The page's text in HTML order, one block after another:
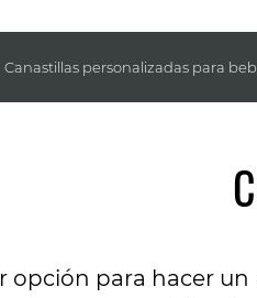
Canastillas personalizadas para
opción para hacer